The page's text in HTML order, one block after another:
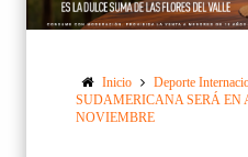
Inicio Deporte
SUDAMERICANA SERÁ EN
NOVIEMBRE